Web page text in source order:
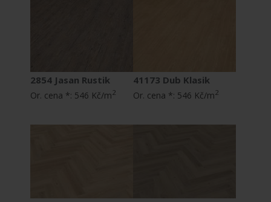
2854 Jasan Rustik
Or. cena *: 546 Kč/m2
41173 Dub Klasik
Or. cena *: 546 Kč/m2